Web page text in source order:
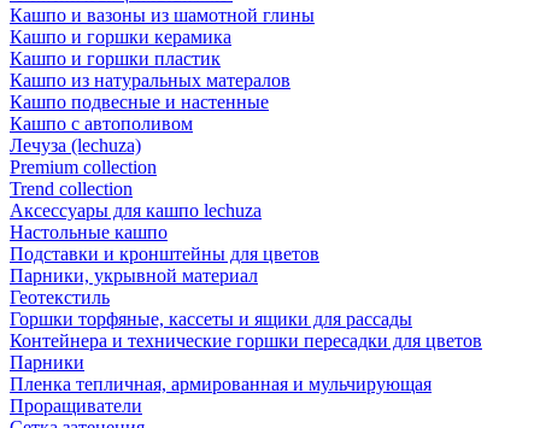
Кашпо и вазоны из шамотной глины
Кашпо и горшки керамика
Кашпо и горшки пластик
Кашпо из натуральных матералов
Кашпо подвесные и настенные
Кашпо с автополивом
Лечуза (lechuza)
Premium collection
Trend collection
Аксессуары для кашпо lechuza
Настольные кашпо
Подставки и кронштейны для цветов
Парники, укрывной материал
Геотекстиль
Горшки торфяные, кассеты и ящики для рассады
Контейнера и технические горшки пересадки для цветов
Парники
Пленка тепличная, армированная и мульчирующая
Проращиватели